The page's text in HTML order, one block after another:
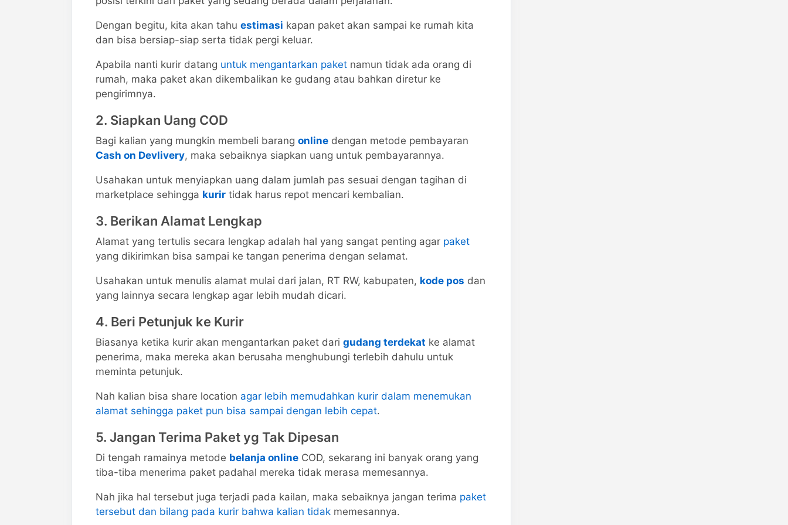
Dengan begitu, kita akan tahu estimasi kapan paket akan sampai ke rumah kita
dan bisa bersiap-siap serta tidak pergi keluar.
Apabila nanti kurir datang untuk mengantarkan paket namun tidak ada orang di
rumah, maka paket akan dikembalikan ke gudang atau bahkan diretur ke
pengirimnya.
2. Siapkan Uang COD
Bagi kalian yang mungkin membeli barang online dengan metode pembayaran
Cash on Devlivery, maka sebaiknya siapkan uang untuk pembayarannya.
Usahakan untuk menyiapkan uang dalam jumlah pas sesuai dengan tagihan di
marketplace sehingga kurir tidak harus repot mencari kembalian.
3. Berikan Alamat Lengkap
Alamat yang tertulis secara lengkap adalah hal yang sangat penting agar paket
yang dikirimkan bisa sampai ke tangan penerima dengan selamat.
Usahakan untuk menulis alamat mulai dari jalan, RT RW, kabupaten, kode pos dan
yang lainnya secara lengkap agar lebih mudah dicari.
4. Beri Petunjuk ke Kurir
Biasanya ketika kurir akan mengantarkan paket dari gudang terdekat ke alamat
penerima, maka mereka akan berusaha menghubungi terlebih dahulu untuk
meminta petunjuk.
Nah kalian bisa share location agar lebih memudahkan kurir dalam menemukan
alamat sehingga paket pun bisa sampai dengan lebih cepat.
5. Jangan Terima Paket yg Tak Dipesan
Di tengah ramainya metode belanja online COD, sekarang ini banyak orang yang
tiba-tiba menerima paket padahal mereka tidak merasa memesannya.
Nah jika hal tersebut juga terjadi pada kailan, maka sebaiknya jangan terima paket
tersebut dan bilang pada kurir bahwa kalian tidak memesannya.